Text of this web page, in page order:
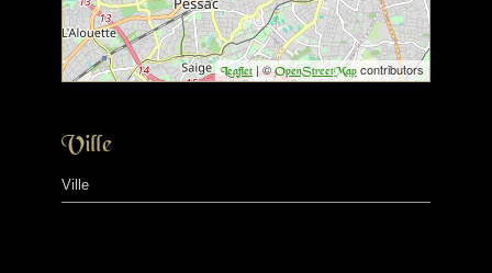
Leaflet| ©OpenStreetMapcontributors
Ville